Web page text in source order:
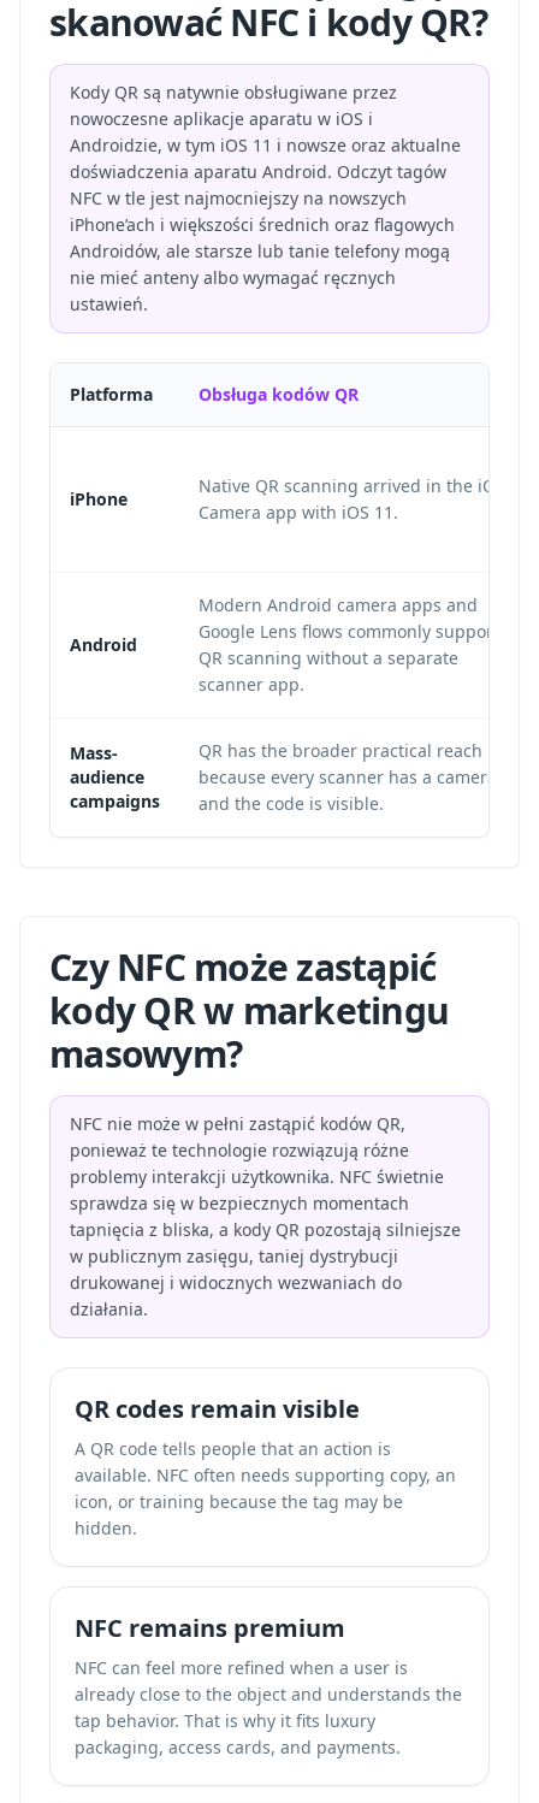
skanować NFC i kody QR?
Kody QR są natywnie obsługiwane przez
nowoczesne aplikacje aparatu w iOS i
Androidzie, w tym iOS 11 i nowsze oraz aktualne
doświadczenia aparatu Android. Odczyt tagów
NFC w tle jest najmocniejszy na nowszych
iPhone’ach i większości średnich oraz flagowych
Androidów, ale starsze lub tanie telefony mogą
nie mieć anteny albo wymagać ręcznych
ustawień.
Platforma Obsługa kodów QR
iPhone
Native QR scanning arrived in the iOS
Camera app with iOS 11.
Android
Modern Android camera apps and
Google Lens flows commonly support
QR scanning without a separate
scanner app.
Mass-
audience
campaigns
QR has the broader practical reach
because every scanner has a camera
and the code is visible.
Czy NFC może zastąpić
kody QR w marketingu
masowym?
NFC nie może w pełni zastąpić kodów QR,
ponieważ te technologie rozwiązują różne
problemy interakcji użytkownika. NFC świetnie
sprawdza się w bezpiecznych momentach
tapnięcia z bliska, a kody QR pozostają silniejsze
w publicznym zasięgu, taniej dystrybucji
drukowanej i widocznych wezwaniach do
działania.
QR codes remain visible
A QR code tells people that an action is
available. NFC often needs supporting copy, an
icon, or training because the tag may be
hidden.
NFC remains premium
NFC can feel more refined when a user is
already close to the object and understands the
tap behavior. That is why it fits luxury
packaging, access cards, and payments.